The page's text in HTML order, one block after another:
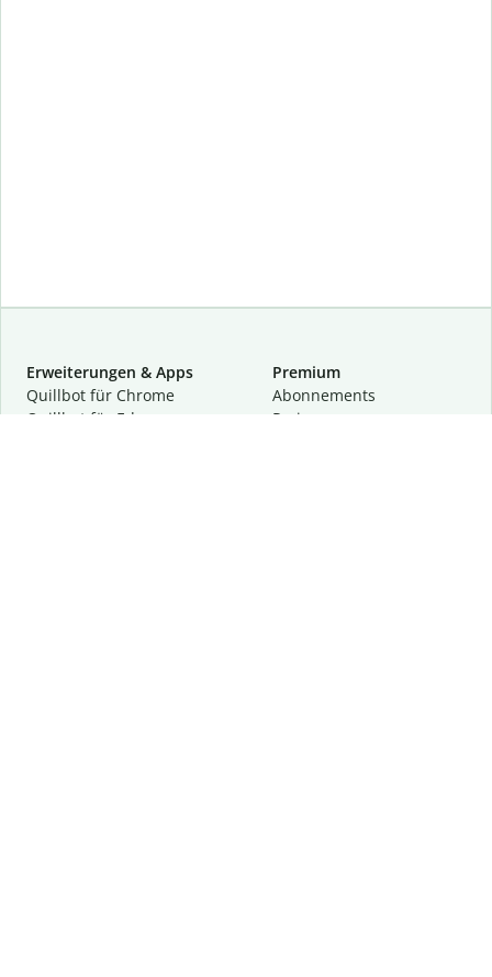
Erweiterungen & Apps
Quillbot für Chrome
Quillbot für Edge
Premium
Abon­ne­ments
Preise